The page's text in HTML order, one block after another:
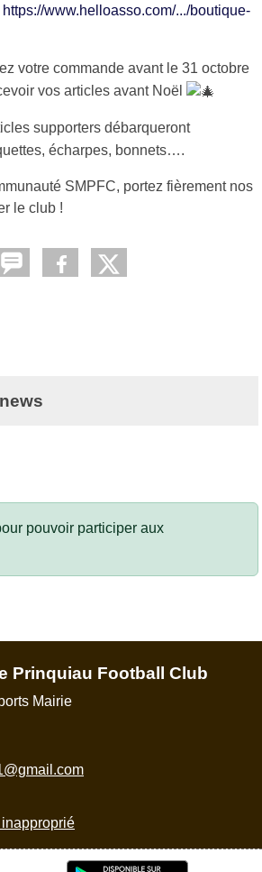
https://www.helloasso.com/.../boutique-
votre commande avant le 31 octobre
vos articles avant Noël
supporters débarqueront
écharpes, bonnets….
SMPFC, portez fièrement nos
le club !
pouvoir participer aux
Prinquiau Football Club
Mairie